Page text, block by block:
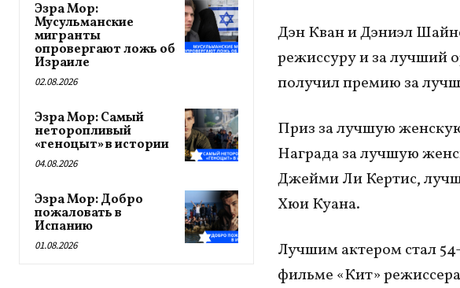
Эзра Мор:
Мусульманские
мигранты
опровергают ложь об
Израиле
02.08.2026
Эзра Мор: Самый
неторопливый
«геноцыт» в истории
04.08.2026
Эзра Мор: Добро
пожаловать в
Испанию
01.08.2026
Дэн Кван и Дэниэл
режиссуру и за лучший
получил премию за
Приз за лучшую
Награда за лучшую
Джейми Ли Кертис,
Хюи Куана.
Лучшим актером стал
фильме «Кит»